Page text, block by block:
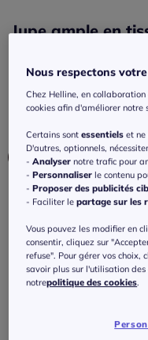
Jupe ample en
Réf : 425.840.022
Couleur : taupe
Taille :
Veuillez
36 - En stock
65€
Nous respectons
Chez Helline, en
cookies afin d'améliorer notre
Certains sontessentiels et ne
D'autres, optionnels,
-Analyser notre trafic pour
-Personnaliser le contenu
-Proposer des publicités
- Faciliter lepartage sur les
Vous pouvez les modifier en
consentir, cliquez sur
refuse". Pour gérer vos choix,
savoir plus sur l'utilisation
notrepolitique des cookies.